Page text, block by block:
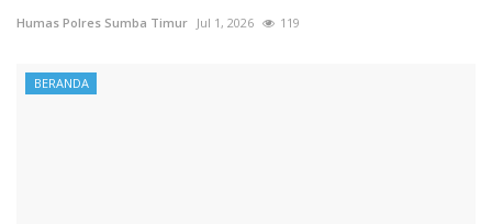
Humas Polres Sumba Timur Jul 1, 2026 119
BERANDA